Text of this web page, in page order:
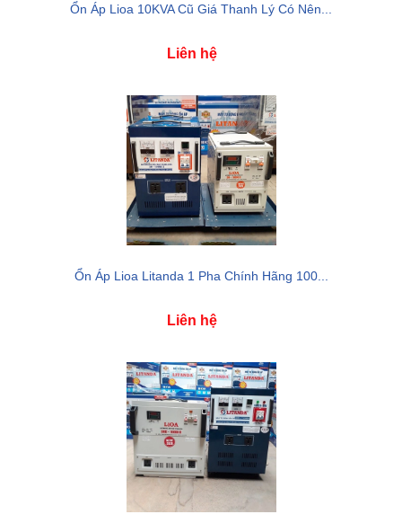
Ổn Áp Lioa 10KVA Cũ Giá Thanh Lý Có Nên...
Liên hệ
Ổn Áp Lioa Litanda 1 Pha Chính Hãng 100...
Liên hệ